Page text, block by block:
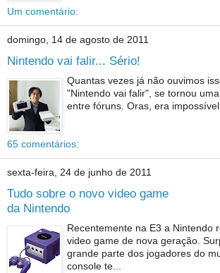
Um comentário:
domingo, 14 de agosto de 2011
Nintendo vai falir... Sério!
Quantas vezes já não ouvimos
"Nintendo vai falir", se tornou
entre fóruns. Oras, era impossível
65 comentários:
sexta-feira, 24 de junho de 2011
Tudo sobre o novo video game
da Nintendo
Recentemente na E3 a Nintendo
video game de nova geração.
grande parte dos jogadores do
console te...